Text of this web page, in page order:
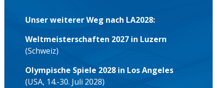
Unser weiterer Weg nach LA2028:
Weltmeisterschaften 2027 in Luzern
(Schweiz)
Olympische Spiele 2028 in Los Angeles
(USA, 14.-30. Juli 2028)